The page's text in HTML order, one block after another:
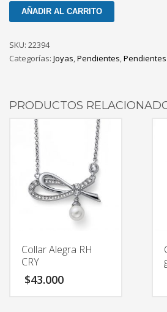
Aro
Favour
CRY
cantidad
AÑADIR AL CARRITO
SKU: 22394
Categorías: Joyas,Pendientes,Pendientes
PRODUCTOS
Collar Alegra RH
CRY
$43.000